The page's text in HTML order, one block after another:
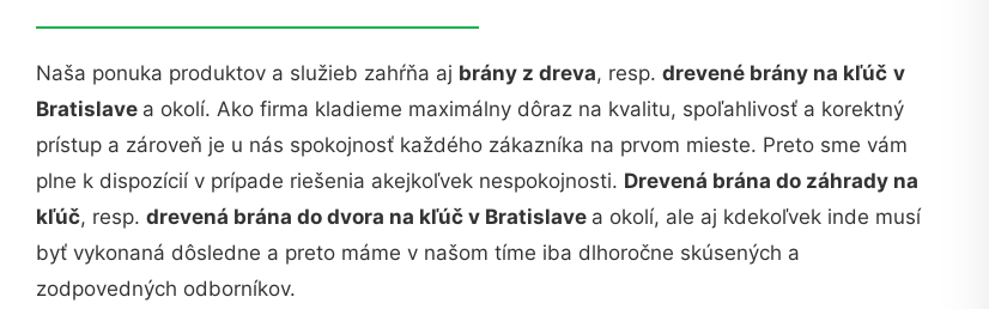
Naša ponuka produktov a služieb zahŕňa aj brány z dreva, resp. drevené brány na kľúč v
Bratislave a okolí. Ako firma kladieme maximálny dôraz na kvalitu, spoľahlivosť a korektný
prístup a zároveň je u nás spokojnosť každého zákazníka na prvom mieste. Preto sme vám
plne k dispozícií v prípade riešenia akejkoľvek nespokojnosti. Drevená brána do záhrady na
kľúč, resp. drevená brána do dvora na kľúč v Bratislave a okolí, ale aj kdekoľvek inde musí
byť vykonaná dôsledne a preto máme v našom tíme iba dlhoročne skúsených a
zodpovedných odborníkov.